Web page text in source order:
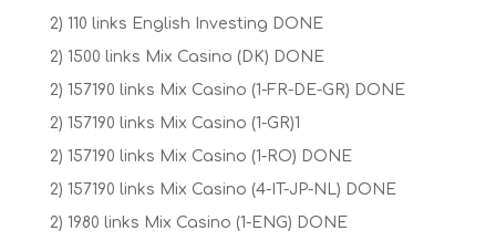
2) 110 links English Investing DONE
2) 1500 links Mix Casino (DK) DONE
2) 157190 links Mix Casino (1-FR-DE-GR) DONE
2) 157190 links Mix Casino (1-GR)1
2) 157190 links Mix Casino (1-RO) DONE
2) 157190 links Mix Casino (4-IT-JP-NL) DONE
2) 1980 links Mix Casino (1-ENG) DONE